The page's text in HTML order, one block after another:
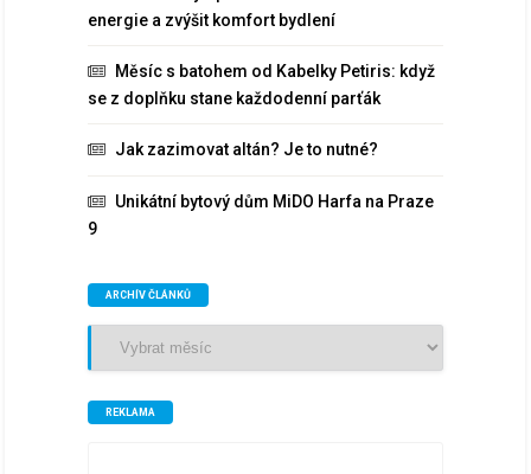
energie a zvýšit komfort bydlení
Měsíc s batohem od Kabelky Petiris: když
se z doplňku stane každodenní parťák
Jak zazimovat altán? Je to nutné?
Unikátní bytový dům MiDO Harfa na Praze
9
ARCHÍV ČLÁNKŮ
Archív
REKLAMA